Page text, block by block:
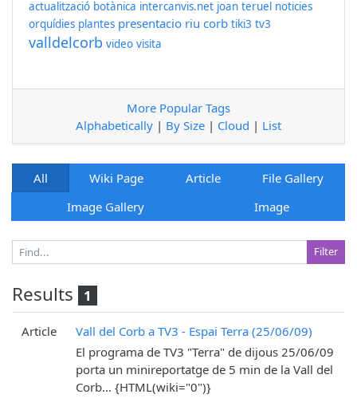
actualització botànica intercanvis.net joan teruel noticies
orquídies plantes presentacio riu corb tiki3 tv3
valldelcorb video visita
More Popular Tags
Alphabetically | By Size | Cloud | List
All Wiki Page Article
File Gallery
Image Gallery
Image
Results 1
Article
Vall del Corb a TV3 - Espai Terra (25/06/09)
El programa de TV3 "Terra" de dijous 25/06/09
porta un minireportatge de 5 min de la Vall del
Corb... {HTML(wiki="0")}